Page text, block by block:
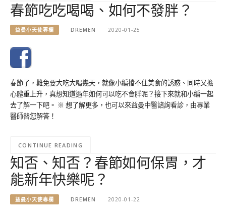
春節吃吃喝喝、如何不發胖？
益曼小天使專欄 DREMEN 2020-01-25
春節了，難免要大吃大喝幾天，就像小編擋不住美食的誘惑、同時又擔
心體重上升，真想知道過年如何可以吃不會胖呢？接下來就和小編一起
去了解一下吧。 ※ 想了解更多，也可以來益曼中醫諮詢看診，由專業
醫師替您解答！
CONTINUE READING
知否、知否？春節如何保胃，才
能新年快樂呢？
益曼小天使專欄 DREMEN 2020-01-22